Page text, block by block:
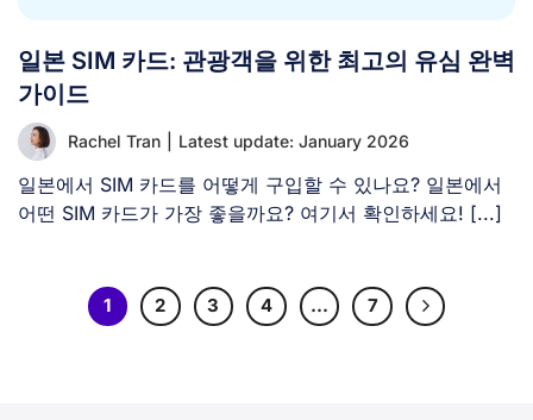
일본 SIM 카드: 관광객을 위한 최고의 유심 완벽
가이드
Rachel Tran Latest update: January 2026
일본에서 SIM 카드를 어떻게 구입할 수 있나요? 일본에서
어떤 SIM 카드가 가장 좋을까요? 여기서 확인하세요! [...]
1 2 3 4 … 7